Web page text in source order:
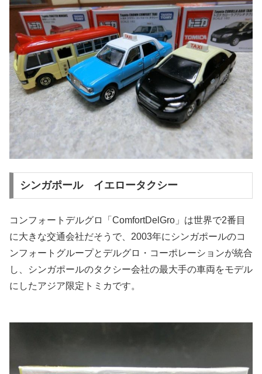
シンガポール イエロータクシー
コンフォートデルグロ「ComfortDelGro」は世界で2番目
に大きな交通会社だそうで、2003年にシンガポールのコ
ンフォートグループとデルグロ・コーポレーションが統合
し、シンガポールのタクシー会社の最大手の車両をモデル
にしたアジア限定トミカです。